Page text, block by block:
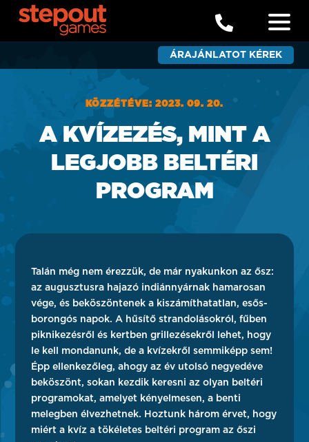

ÁRAJÁNLATOT KÉREK
KÖZZÉTÉVE: 2023. 09. 20.
A KVÍZEZÉS, MINT A
LEGJOBB BELTÉRI
PROGRAM
Talán még nem érezzük, de már nyakunkon az ősz:
az augusztusra hajazó indiánnyárnak hamarosan
vége, és beköszöntenek a kiszámíthatatlan, esős-
borongós napok. A hűsítő strandolásokról, fűben
piknikezésről és kertben grillezésekről lehet, hogy
le kell mondanunk, de a kvízekről semmiképp sem!
Épp ellenkezőleg, ahogy az év utolsó negyedéve
beköszönt, sokan kezdik keresni az olyan beltéri
programokat, amelyet kényelmesen, a benti
melegben élvezhetnek. Hoztunk három érvet, hogy
miért a kvíz a tökéletes beltéri program az őszi